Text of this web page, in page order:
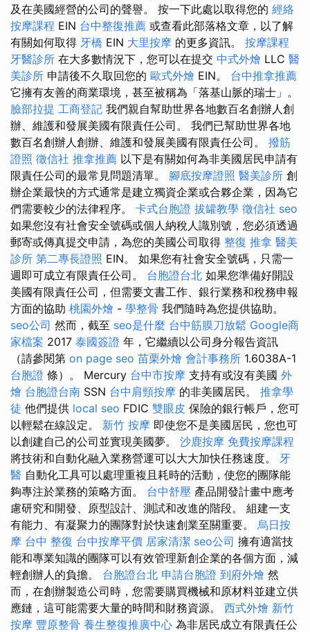
及在美國經營的公司的聲譽。 按一下此處以取得您的 經絡
按摩課程 EIN 台中整復推薦 或查看此部落格文章，以了解
有關如何取得 牙橋 EIN 大里按摩 的更多資訊。 按摩課程
牙醫診所 在大多數情況下，您可以在提交 中式外燴 LLC 醫
美診所 申請後不久取回您的 歐式外燴 EIN。 台中推拿推薦
它擁有友善的商業環境，甚至被稱為「落基山脈的瑞士」。
臉部拉提 工商登記 我們親自幫助世界各地數百名創辦人創
辦、維護和發展美國有限責任公司。 我們已幫助世界各地
數百名創辦人創辦、維護和發展美國有限責任公司。 撥筋
證照 徵信社 推拿推薦 以下是有關如何為非美國居民申請有
限責任公司的最常見問題清單。 腳底按摩證照 醫美診所 創
辦企業最快的方式通常是建立獨資企業或合夥企業，因為它
們需要較少的法律程序。 卡式台胞證 拔罐教學 徵信社 seo
如果您沒有社會安全號碼或個人納稅人識別號，您必須透過
郵寄或傳真提交申請，為您的美國公司取得 整復 推拿 醫美
診所 第二專長證照 EIN。 如果您有社會安全號碼，只需一
週即可成立有限責任公司。 台胞證台北 如果您準備好開設
美國有限責任公司，但需要文書工作、銀行業務和稅務申報
方面的協助 桃園外燴 - 學整骨 我們隨時為您提供協助。
seo公司 然而，截至 seo是什麼 台中筋膜刀放鬆 Google商
家檔案 2017 泰國簽證 年，它繼續以公司身分報告資訊
（請參閱第 on page seo 苗栗外燴 會計事務所 1.6038A-1
台胞證 條）。 Mercury 台中市按摩 支持有或沒有美國 外
燴 台胞證台南 SSN 台中肩頸按摩 的非美國居民。 推拿學
徒 他們提供 local seo FDIC 雙眼皮 保險的銀行帳戶，您可
以輕鬆在線設定。 新竹 按摩 即使您不是美國居民，您也可
以創建自己的公司並實現美國夢。 沙鹿按摩 免費按摩課程
將技術和自動化融入業務營運可以大大加快任務速度。 牙
醫 自動化工具可以處理重複且耗時的活動，使您的團隊能
夠專注於業務的策略方面。 台中舒壓 產品開發計畫中應考
慮研究和開發、原型設計、測試和改進的階段。 組建一支
有能力、有凝聚力的團隊對於快速創業至關重要。 烏日按
摩 台中 整復 台中按摩平價 居家清潔 seo公司 擁有適當技
能和專業知識的團隊可以有效管理新創企業的各個方面，減
輕創辦人的負擔。 台胞證台北 申請台胞證 到府外燴 然
而，在創辦製造公司時，您需要購買機械和原材料並建立供
應鏈，這可能需要大量的時間和財務資源。 西式外燴 新竹
按摩 豐原整骨 養生整復推廣中心 為非居民成立有限責任公